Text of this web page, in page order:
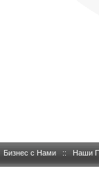
Бизнес с Нами :: Наши